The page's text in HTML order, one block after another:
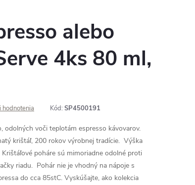
alebo
4ks 80 ml,
hodnotenia Kód: SP4500191
odolných voči teplotám espresso kávovarov.
krištáľ, 200 rokov výrobnej tradície. Výška
poháre sú mimoriadne odolné proti
riadu. Pohár nie je vhodný na nápoje s
do cca 85stC. Vyskúšajte, ako kolekcia